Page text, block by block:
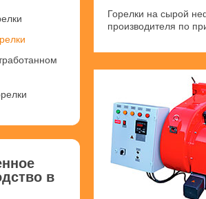
Горелки на сырой
производителя по
в